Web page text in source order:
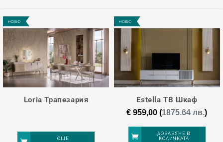
НОВО
Loria Трапезария
ОЩЕ
НОВО
Estella ТВ Шкаф
€ 959,00 (1875.64 лв.)
ДОБАВЯНЕ В
КОЛИЧКАТА